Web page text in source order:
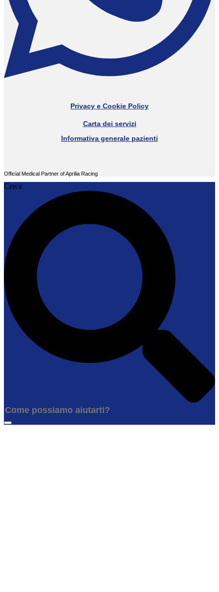
Privacy e Cookie Policy
Carta dei servizi
Informativa generale pazienti
Official Medical Partner of Aprilia Racing
Cerca